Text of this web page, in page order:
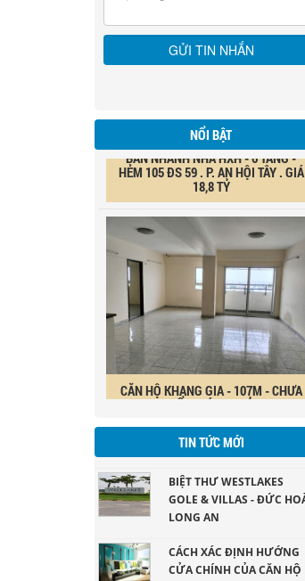
NỔI BẬT
BÁN NHANH NHÀ HXH - 6 TẦNG -
HẺM 105 ĐS 59 . P. AN HỘI TÂY . GIÁ
18,8 TỶ
CĂN HỘ KHANG GIA - 107M - CHƯA
SỔ - GIÁ : 2,6 TỶ
TIN TỨC MỚI
GOLE & VILLAS - ĐỨC HOÀ
LONG AN
Long An ( DT 200ha)CỬA CHÍNH CỦA CĂN HỘ
CHUNG CƯ